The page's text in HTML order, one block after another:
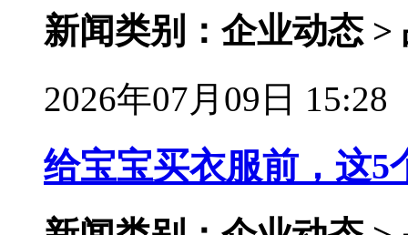
新闻类别：企业动态 >
2026年07月09日 15:28
给宝宝买衣服前，这5